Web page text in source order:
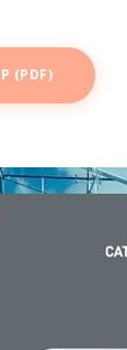
(PDF)